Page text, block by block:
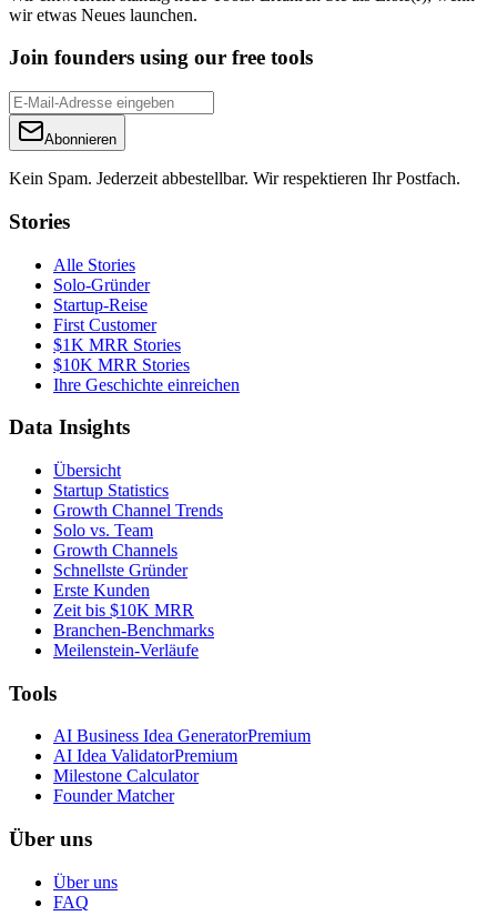
wir etwas Neues launchen.
Join founders using our free tools
Abonnieren
Kein Spam. Jederzeit abbestellbar. Wir respektieren Ihr Postfach.
Stories
Alle Stories
Solo-Gründer
Startup-Reise
First Customer
$1K MRR Stories
$10K MRR Stories
Ihre Geschichte einreichen
Data Insights
Übersicht
Startup Statistics
Growth Channel Trends
Solo vs. Team
Growth Channels
Schnellste Gründer
Erste Kunden
Zeit bis $10K MRR
Branchen-Benchmarks
Meilenstein-Verläufe
Tools
AI Business Idea GeneratorPremium
AI Idea ValidatorPremium
Milestone Calculator
Founder Matcher
Über uns
Über uns
FAQ